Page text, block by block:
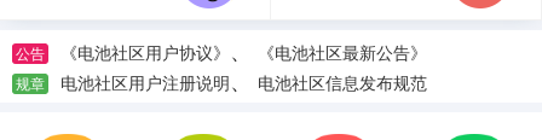
公告 《电池社区用户协议》 、 《电池社区最新公告》
规章 电池社区用户注册说明、 电池社区信息发布规范